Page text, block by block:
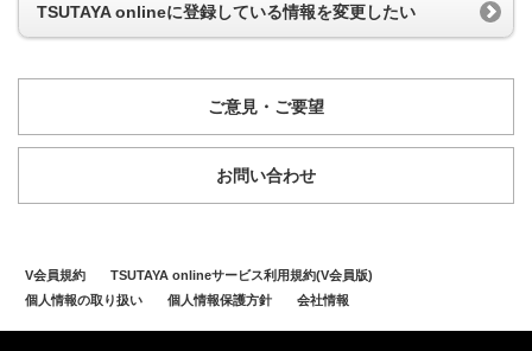
TSUTAYA onlineに登録している情報を変更したい
ご意見・ご要望
お問い合わせ
V会員規約
TSUTAYA onlineサービス利用規約(V会員版)
個人情報の取り扱い
個人情報保護方針 会社情報